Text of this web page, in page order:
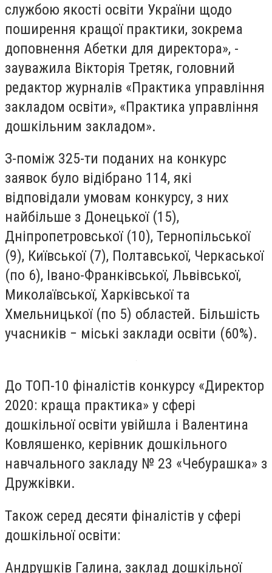
службою якості освіти України щодо
поширення кращої практики, зокрема
доповнення Абетки для директора», -
зауважила Вікторія Третяк, головний
редактор журналів «Практика управління
закладом освіти», «Практика управління
дошкільним закладом».
З-поміж 325-ти поданих на конкурс
заявок було відібрано 114, які
відповідали умовам конкурсу, з них
найбільше з Донецької (15),
Дніпропетровської (10), Тернопільської
(9), Київської (7), Полтавської, Черкаської
(по 6), Івано-Франківської, Львівської,
Миколаївської, Харківської та
Хмельницької (по 5) областей. Більшість
учасників − міські заклади освіти (60%).
До ТОП-10 фіналістів конкурсу «Директор
2020: краща практика» у сфері
дошкільної освіти увійшла і Валентина
Ковляшенко, керівник дошкільного
навчального закладу № 23 «Чебурашка» з
Дружківки.
Також серед десяти фіналістів у сфері
дошкільної освіти:
Андрушків Галина, заклад дошкільної